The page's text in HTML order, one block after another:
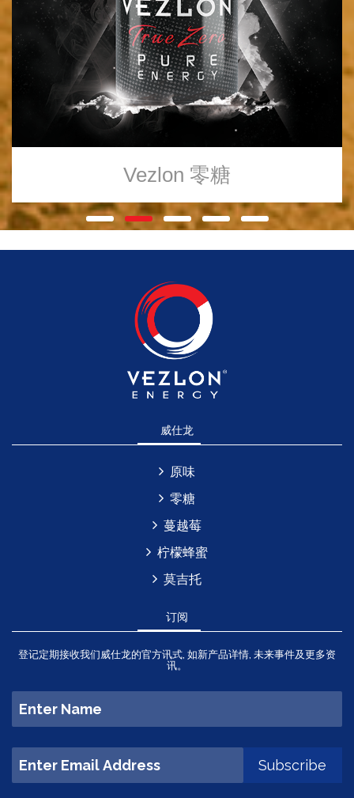
Vezlon 零糖
威仕龙
原味
零糖
蔓越莓
柠檬蜂蜜
莫吉托
订阅
登记定期接收我们威仕龙的官方讯式, 如新产品详情, 未来事件及更多资
讯。